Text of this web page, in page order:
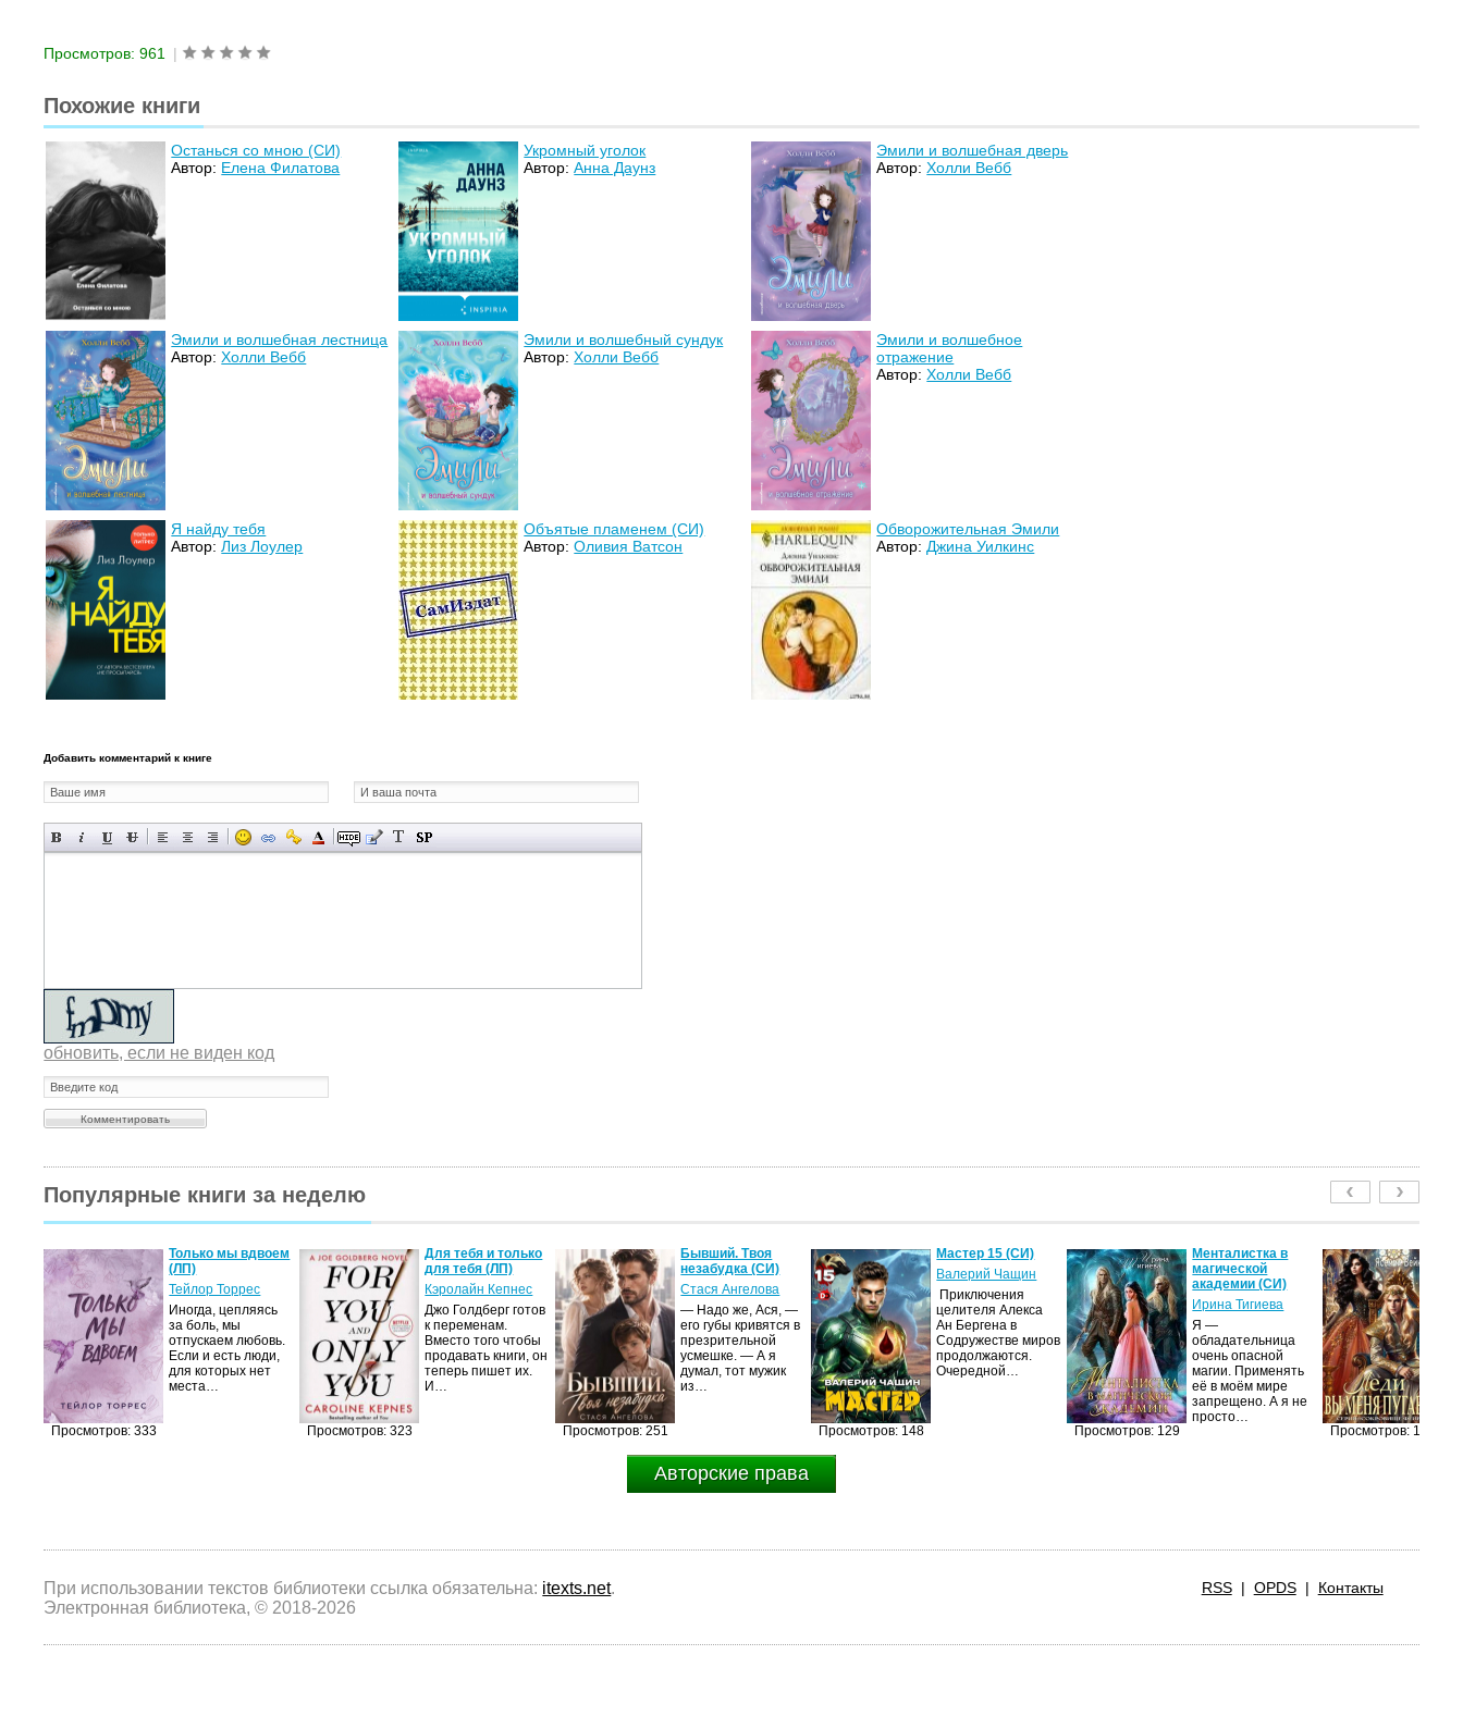
Просмотров: 961 |
Похожие книги
Останься со мною (СИ)
Автор: Елена Филатова
Укромный уголок
Автор:Анна Даунз
Эмили и волшебная дверь
Автор:Холли Вебб
Эмили и волшебная лестница
Автор:Холли Вебб
Эмили и волшебный сундук
Автор:Холли Вебб
Эмили и волшебное
отражение
Автор:Холли Вебб
Я найду тебя
Автор:Лиз Лоулер
Объятые пламенем (СИ)
Автор:Оливия Ватсон
Обворожительная Эмили
Автор:Джина Уилкинс
Добавить комментарий к книге
обновить, если не виден код
Популярные книги за неделю
Просмотров: 333
Только мы вдвоем
(ЛП)
Тейлор Торрес
Иногда, цепляясь
за боль, мы
отпускаем любовь.
Если и есть люди,
для которых нет
места…
Просмотров: 323
Для тебя и только
для тебя (ЛП)
Кэролайн Кепнес
Джо Голдберг готов
к переменам.
Вместо того чтобы
продавать книги, он
теперь пишет их.
И…
Просмотров: 251
Бывший. Твоя
незабудка (СИ)
Стася Ангелова
— Надо же, Ася, —
его губы кривятся в
презрительной
усмешке. — А я
думал, тот мужик
из…
Просмотров: 148
Мастер 15 (СИ)
Валерий Чащин
Приключения
целителя Алекса
Ан Бергена в
Содружестве миров
продолжаются.
Очередной…
Просмотров: 129
Менталистка в
магической
академии (СИ)
Ирина Тигиева
Я —
обладательница
очень опасной
магии. Применять
её в моём мире
запрещено. А я не
просто…
Просмотров: 125
Авторские права
При использовании текстов библиотеки ссылка обязательна: itexts.net.
Электронная библиотека, © 2018-2026
RSS| OPDS| Контакты